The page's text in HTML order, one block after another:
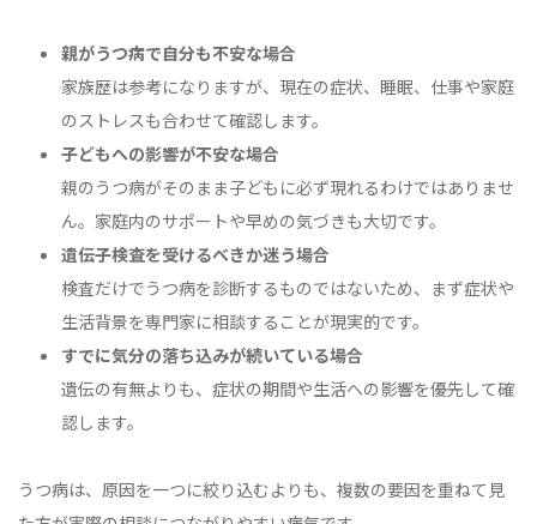
親がうつ病で自分も不安な場合
家族歴は参考になりますが、現在の症状、睡眠、仕事や家庭
のストレスも合わせて確認します。
子どもへの影響が不安な場合
親のうつ病がそのまま子どもに必ず現れるわけではありませ
ん。家庭内のサポートや早めの気づきも大切です。
遺伝子検査を受けるべきか迷う場合
検査だけでうつ病を診断するものではないため、まず症状や
生活背景を専門家に相談することが現実的です。
すでに気分の落ち込みが続いている場合
遺伝の有無よりも、症状の期間や生活への影響を優先して確
認します。
うつ病は、原因を一つに絞り込むよりも、複数の要因を重ねて見